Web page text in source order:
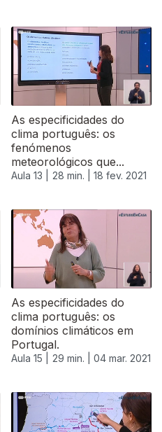
As especificidades do
clima português: os
fenómenos
meteorológicos que...
Aula 13 | 28 min. | 18 fev. 2021
As especificidades do
clima português: os
domínios climáticos em
Portugal.
Aula 15 | 29 min. | 04 mar. 2021